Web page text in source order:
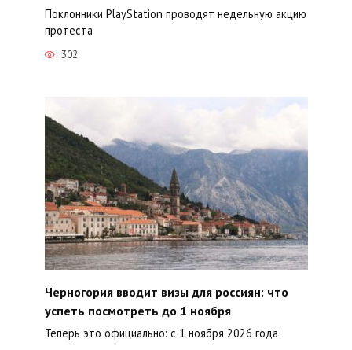
Поклонники PlayStation проводят недельную акцию
протеста
302
Черногория вводит визы для россиян: что
успеть посмотреть до 1 ноября
Теперь это официально: с 1 ноября 2026 года